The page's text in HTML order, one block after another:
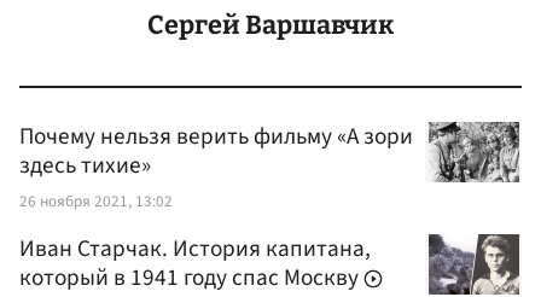
Сергей Варшавчик
Почему нельзя верить фильму «А зори
здесь тихие»
26 ноября 2021, 13:02
Иван Старчак. История капитана,
который в 1941 году спас Москву